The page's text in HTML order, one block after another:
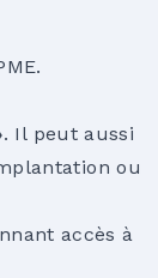
. Il peut aussi
ou
accès à